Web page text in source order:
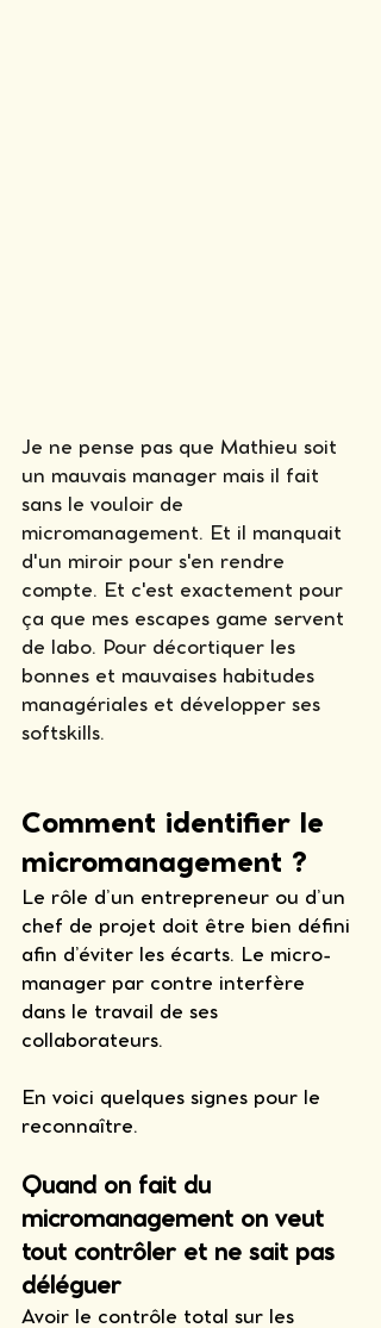
Je ne pense pas que Mathieu soit
un mauvais manager mais il fait
sans le vouloir de
micromanagement. Et il manquait
d'un miroir pour s'en rendre
compte. Et c'est exactement pour
ça que mes escapes game servent
de labo. Pour décortiquer les
bonnes et mauvaises habitudes
managériales et développer ses
softskills.
Comment identifier le
micromanagement ?
Le rôle d’un entrepreneur ou d’un
chef de projet doit être bien défini
afin d’éviter les écarts. Le micro-
manager par contre interfère
dans le travail de ses
collaborateurs.
En voici quelques signes pour le
reconnaître.
Quand on fait du
micromanagement on veut
tout contrôler et ne sait pas
déléguer
Avoir le contrôle total sur les